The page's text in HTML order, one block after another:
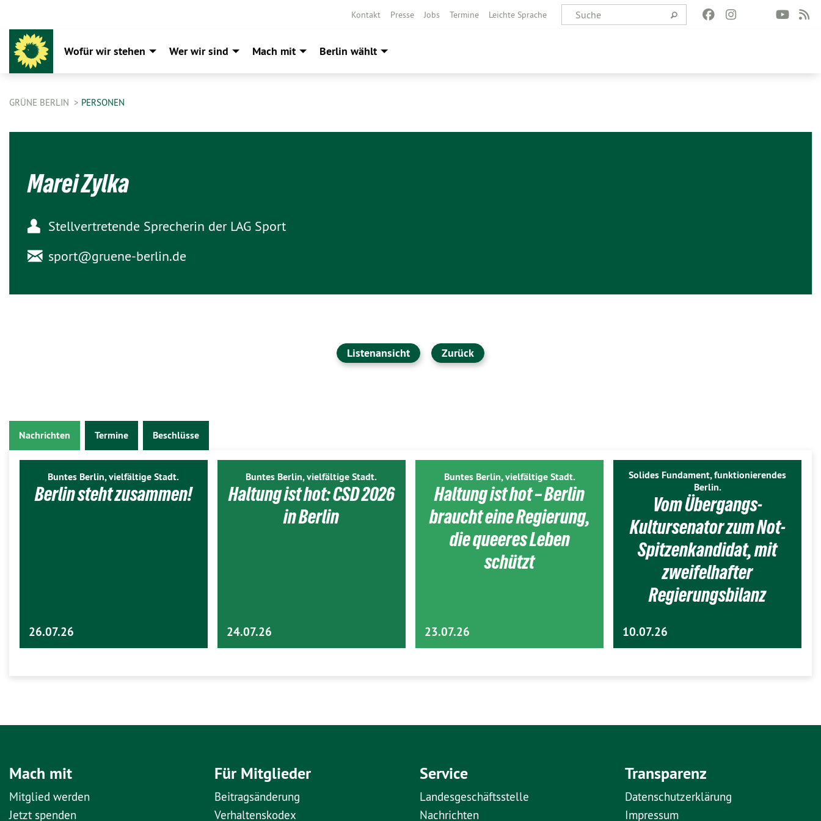
Kontakt Presse Jobs Termine Leichte Sprache
Wofür wir stehen Wer wir sind Mach mit Berlin wählt
GRÜNE BERLIN PERSONEN
Marei Zylka
Stellvertretende Sprecherin der LAG Sport
sport@gruene-berlin.de
Listenansicht Zurück
Nachrichten Termine Beschlüsse
Buntes Berlin, vielfältige Stadt.
Berlin steht zusammen!
26.07.26
Buntes Berlin, vielfältige Stadt.
Haltung ist hot: CSD 2026
in Berlin
24.07.26
Buntes Berlin, vielfältige Stadt.
Haltung ist hot – Berlin
braucht eine Regierung,
die queeres Leben
schützt
23.07.26
Solides Fundament, funktionierendes
Berlin.
Vom Übergangs-
Kultursenator zum Not-
Spitzenkandidat, mit
zweifelhafter
Regierungsbilanz
10.07.26
Mach mit
Mitglied werden
Jetzt spenden
Für Mitglieder
Beitragsänderung
Verhaltenskodex
Service
Landesgeschäftsstelle
Nachrichten
Transparenz
Datenschutzerklärung
Impressum